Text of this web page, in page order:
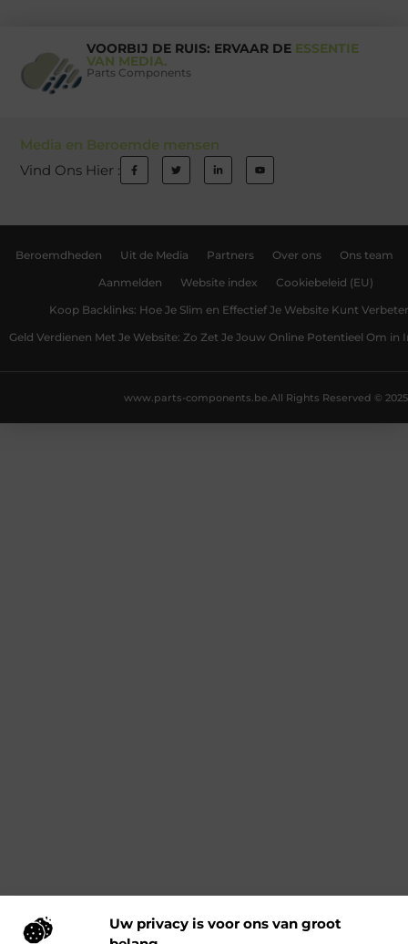
Uw privacy is voor ons van groot
VOORBIJ DE RUIS: ERVAAR DE ESSENTIE
VAN MEDIA.
Parts Components
Media en Beroemde mensen
Vind Ons Hier :
Beroemdheden Uit de Media Partners Over ons Ons team
Aanmelden Website index Cookiebeleid (EU)
Koop Backlinks: Hoe Je Slim en Effectief Je Website Kunt
Geld Verdienen Met Je Website: Zo Zet Je Jouw Online Potentieel Om in
All Rights Reserved © 2025
www.parts-components.be.